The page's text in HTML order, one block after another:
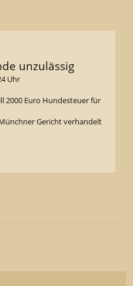
unzulässig
Uhr
2000 Euro Hundesteuer für
Gericht verhandelt